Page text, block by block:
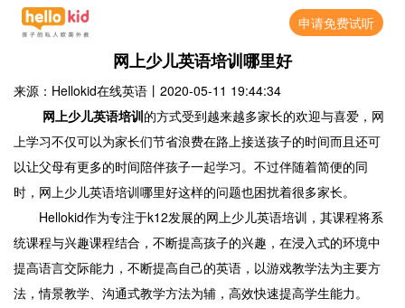
申请免费试听
网上少儿英语培训哪里好
来源：Hellokid在线英语 丨 2020-05-11 19:44:34
网上少儿英语培训的方式受到越来越多家长的欢迎与喜爱，网
上学习不仅可以为家长们节省浪费在路上接送孩子的时间而且还可
以让父母有更多的时间陪伴孩子一起学习。不过伴随着简便的同
时，网上少儿英语培训哪里好这样的问题也困扰着很多家长。
Hellokid作为专注于k12发展的网上少儿英语培训，其课程将系
统课程与兴趣课程结合，不断提高孩子的兴趣，在浸入式的环境中
提高语言交际能力，不断提高自己的英语，以游戏教学法为主要方
法，情景教学、沟通式教学方法为辅，高效快速提高学生能力。